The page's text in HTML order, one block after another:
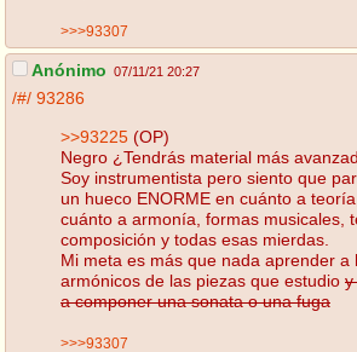
>>>93307
Anónimo 07/11/21 20:27
/#/ 93286
>>93225 (OP)
Negro ¿Tendrás material más
Soy instrumentista pero siento que
un hueco ENORME en cuánto a
cuánto a armonía, formas musicales,
composición y todas esas mierdas.
Mi meta es más que nada aprender a
armónicos de las piezas que estudio y
a componer una sonata o una fuga
>>>93307